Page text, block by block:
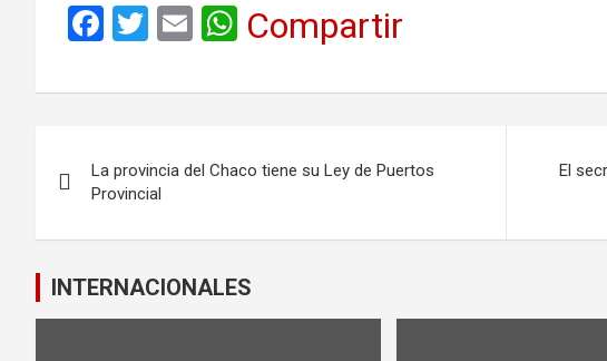
F
ce
o
o
k
T
tt
E
ail
W
at
A
p
Compartir
de
entradas
La provincia del Chaco tiene su Ley de Puertos
Provincial
El
INTERNACIONALES